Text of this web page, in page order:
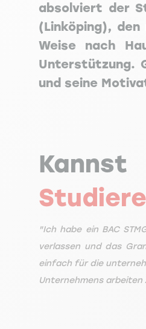
absolviert der
(Linköping),
Weise nach
Unterstützung.
und seine
"Ich habe ein BAC
verlassen und das
einfach für die
Unternehmens arbeiten